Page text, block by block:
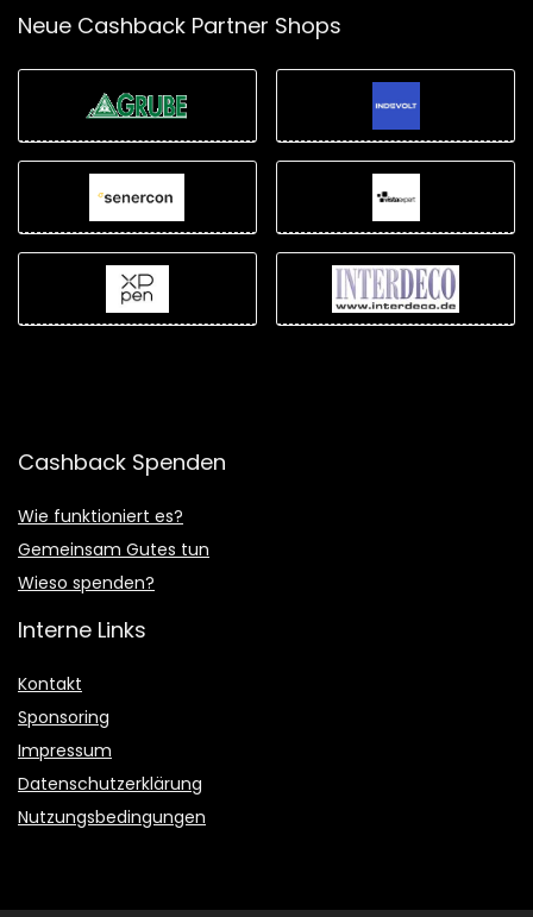
Neue Cashback Partner Shops
Cashback Spenden
Wie funktioniert es?
Gemeinsam Gutes tun
Wieso spenden?
Interne Links
Kontakt
Sponsoring
Impressum
Datenschutzerklärung
Nutzungsbedingungen